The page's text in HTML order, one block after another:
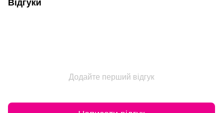
Відгуки
Додайте перший відгук